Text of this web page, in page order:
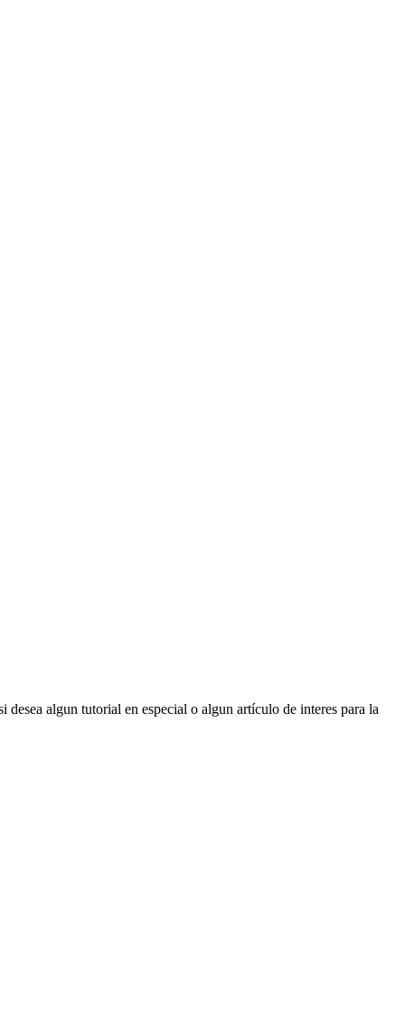
algun tutorial en especial o algun artículo de interes para la